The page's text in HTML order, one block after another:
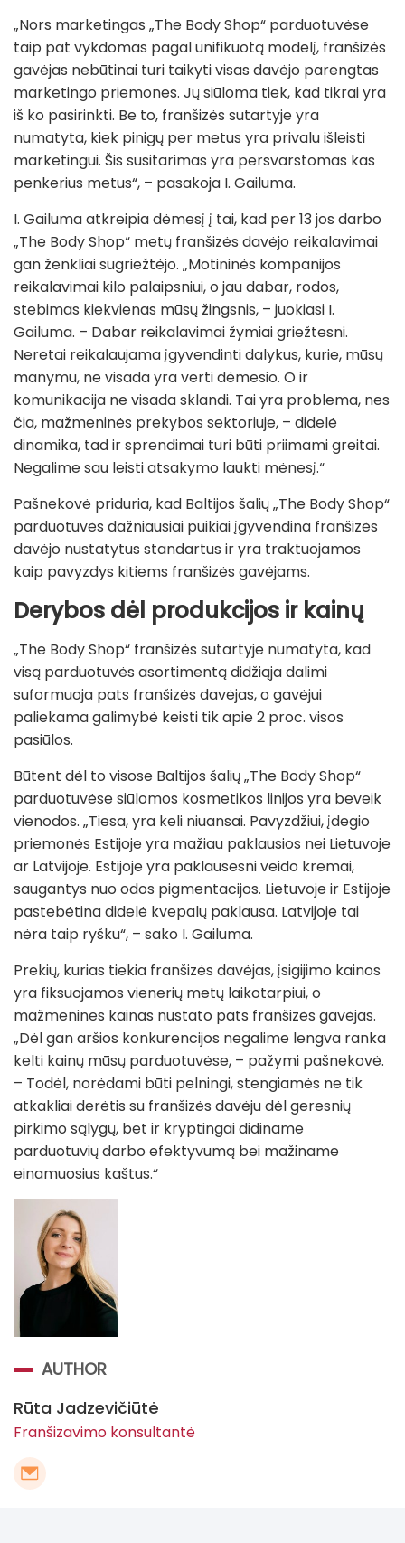
„Nors marketingas „The Body Shop“ parduotuvėse
taip pat vykdomas pagal unifikuotą modelį, franšizės
gavėjas nebūtinai turi taikyti visas davėjo parengtas
marketingo priemones. Jų siūloma tiek, kad tikrai yra
iš ko pasirinkti. Be to, franšizės sutartyje yra
numatyta, kiek pinigų per metus yra privalu išleisti
marketingui. Šis susitarimas yra persvarstomas kas
penkerius metus“, – pasakoja I. Gailuma.
I. Gailuma atkreipia dėmesį į tai, kad per 13 jos darbo
„The Body Shop“ metų franšizės davėjo reikalavimai
gan ženkliai sugriežtėjo. „Motininės kompanijos
reikalavimai kilo palaipsniui, o jau dabar, rodos,
stebimas kiekvienas mūsų žingsnis, – juokiasi I.
Gailuma. – Dabar reikalavimai žymiai griežtesni.
Neretai reikalaujama įgyvendinti dalykus, kurie, mūsų
manymu, ne visada yra verti dėmesio. O ir
komunikacija ne visada sklandi. Tai yra problema, nes
čia, mažmeninės prekybos sektoriuje, – didelė
dinamika, tad ir sprendimai turi būti priimami greitai.
Negalime sau leisti atsakymo laukti mėnesį.“
Pašnekovė priduria, kad Baltijos šalių „The Body Shop“
parduotuvės dažniausiai puikiai įgyvendina franšizės
davėjo nustatytus standartus ir yra traktuojamos
kaip pavyzdys kitiems franšizės gavėjams.
Derybos dėl produkcijos ir kainų
„The Body Shop“ franšizės sutartyje numatyta, kad
visą parduotuvės asortimentą didžiąja dalimi
suformuoja pats franšizės davėjas, o gavėjui
paliekama galimybė keisti tik apie 2 proc. visos
pasiūlos.
Būtent dėl to visose Baltijos šalių „The Body Shop“
parduotuvėse siūlomos kosmetikos linijos yra beveik
vienodos. „Tiesa, yra keli niuansai. Pavyzdžiui, įdegio
priemonės Estijoje yra mažiau paklausios nei Lietuvoje
ar Latvijoje. Estijoje yra paklausesni veido kremai,
saugantys nuo odos pigmentacijos. Lietuvoje ir Estijoje
pastebėtina didelė kvepalų paklausa. Latvijoje tai
nėra taip ryšku“, – sako I. Gailuma.
Prekių, kurias tiekia franšizės davėjas, įsigijimo kainos
yra fiksuojamos vienerių metų laikotarpiui, o
mažmenines kainas nustato pats franšizės gavėjas.
„Dėl gan aršios konkurencijos negalime lengva ranka
kelti kainų mūsų parduotuvėse, – pažymi pašnekovė.
– Todėl, norėdami būti pelningi, stengiamės ne tik
atkakliai derėtis su franšizės davėju dėl geresnių
pirkimo sąlygų, bet ir kryptingai didiname
parduotuvių darbo efektyvumą bei mažiname
einamuosius kaštus.“
AUTHOR
Rūta Jadzevičiūtė
Franšizavimo konsultantė